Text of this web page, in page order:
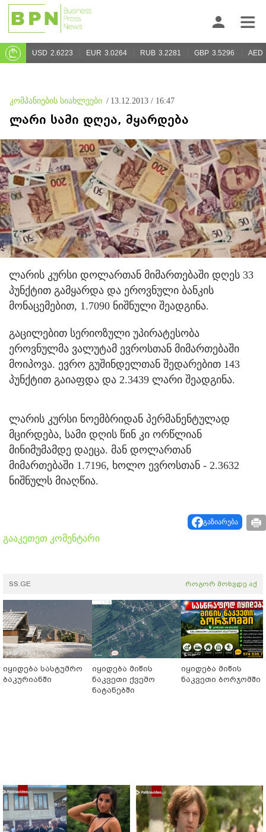
USD 2.6223 EUR 3.0264 RUB 3.2281 GBP 3.5296 AED
კომპანიების სიახლეები / 13.12.2013 / 16:47
ლარი სამი დღეა, მყარდება
ლარის კურსი დოლართან მიმართებაში დღეს 33
პუნქტით გამყარდა და ეროვნული ბანკის
მონაცემებით, 1.7090 ნიშნული შეადგინა.
გაცილებით სერიოზული უპირატესობა
ეროვნულმა ვალუტამ ევროსთან მიმართებაში
მოიპოვა. ევრო გუშინდელთან შედარებით 143
პუნქტით გაიაფდა და 2.3439 ლარი შეადგინა.
ლარის კურსი ნოემბრიდან პერმანენტულად
მცირდება, სამი დღის წინ კი ორწლიან
მინიმუმამდე დაეცა. მან დოლართან
მიმართებაში 1.7196, ხოლო ევროსთან - 2.3632
ნიშნულს მიაღწია.
გაზიარება
გააკეთეთ კომენტარი
SS.GE როგორ მოხვდე აქ
იყიდება სასტუმრო
ბაკურიანში
იყიდება მიწის
ნაკვეთი ქვემო
ნატანებში
იყიდება მიწის
ნაკვეთი ბორჯომში